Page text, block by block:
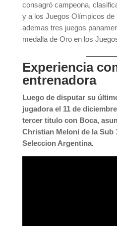
consagró campeona,
y a los Juegos Olímpicos de
ademas tres juegos
medalla de Oro en los
Experiencia
entrenadora
Luego de disputar su
jugadora el 11 de
tercer titulo con Boca,
Christian Meloni de la Sub
Seleccion Argentina.